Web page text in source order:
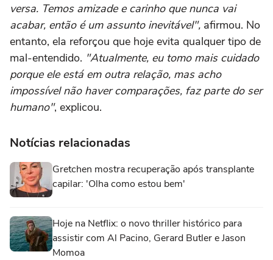
versa. Temos amizade e carinho que nunca vai
acabar, então é um assunto inevitável", afirmou. No
entanto, ela reforçou que hoje evita qualquer tipo de
mal-entendido. "Atualmente, eu tomo mais cuidado
porque ele está em outra relação, mas acho
impossível não haver comparações, faz parte do ser
humano", explicou.
Notícias relacionadas
Gretchen mostra recuperação após transplante
capilar: 'Olha como estou bem'
Hoje na Netflix: o novo thriller histórico para
assistir com Al Pacino, Gerard Butler e Jason
Momoa